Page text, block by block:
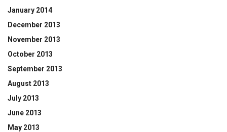
January 2014
December 2013
November 2013
October 2013
September 2013
August 2013
July 2013
June 2013
May 2013